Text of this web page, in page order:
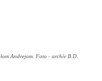
Andrejom. Foto - archív B.D.